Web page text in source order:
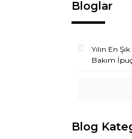
Bloglar
Yılın En
Bakım
Blog